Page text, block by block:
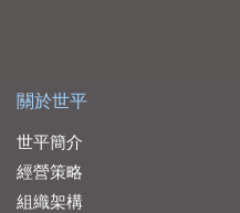
關於世平
世平簡介
經營策略
組織架構